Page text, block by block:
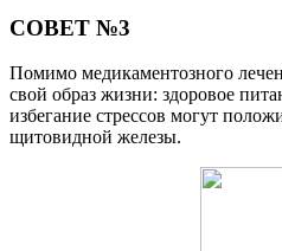
СОВЕТ №3
Помимо медикаментозного
свой образ жизни: здоровое
избегание стрессов могут
щитовидной железы.